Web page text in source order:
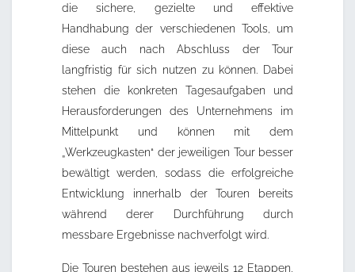
die sichere, gezielte und effektive
Handhabung der verschiedenen Tools, um
diese auch nach Abschluss der Tour
langfristig für sich nutzen zu können. Dabei
stehen die konkreten Tagesaufgaben und
Herausforderungen des Unternehmens im
Mittelpunkt und können mit dem
„Werkzeugkasten“ der jeweiligen Tour besser
bewältigt werden, sodass die erfolgreiche
Entwicklung innerhalb der Touren bereits
während derer Durchführung durch
messbare Ergebnisse nachverfolgt wird.
Die Touren bestehen aus jeweils 12 Etappen,